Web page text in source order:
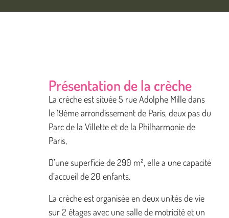
Présentation de la crèche
La crèche est située 5 rue Adolphe Mille dans
le 19ème arrondissement de Paris, deux pas du
Parc de la Villette et de la Philharmonie de
Paris,
D’une superficie de 290 m², elle a une capacité
d’accueil de 20 enfants.
La crèche est organisée en deux unités de vie
sur 2 étages avec une salle de motricité et un